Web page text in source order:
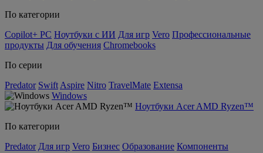
По категории
Copilot+ PC Ноутбуки с ИИ Для игр Vero Профессиональные
продукты Для обучения Chromebooks
По серии
Predator Swift Aspire Nitro TravelMate Extensa
Windows
Ноутбуки Acer AMD Ryzen™
По категории
Predator Для игр Vero Бизнес Образование Компоненты